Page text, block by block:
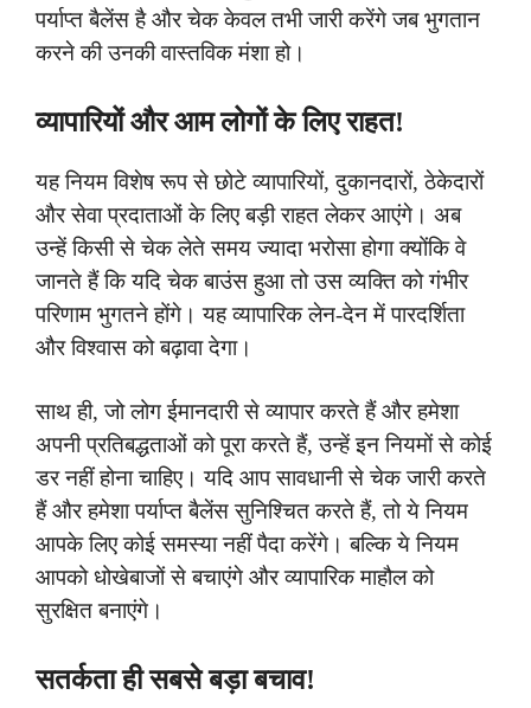
पर्याप्त बैलेंस है और चेक केवल तभी जारी करेंगे जब भुगतान
करने की उनकी वास्तविक मंशा हो।
व्यापारियों और आम लोगों के लिए राहत!
यह नियम विशेष रूप से छोटे व्यापारियों, दुकानदारों, ठेकेदारों
और सेवा प्रदाताओं के लिए बड़ी राहत लेकर आएंगे। अब
उन्हें किसी से चेक लेते समय ज्यादा भरोसा होगा क्योंकि वे
जानते हैं कि यदि चेक बाउंस हुआ तो उस व्यक्ति को गंभीर
परिणाम भुगतने होंगे। यह व्यापारिक लेन-देन में पारदर्शिता
और विश्वास को बढ़ावा देगा।
साथ ही, जो लोग ईमानदारी से व्यापार करते हैं और हमेशा
अपनी प्रतिबद्धताओं को पूरा करते हैं, उन्हें इन नियमों से कोई
डर नहीं होना चाहिए। यदि आप सावधानी से चेक जारी करते
हैं और हमेशा पर्याप्त बैलेंस सुनिश्चित करते हैं, तो ये नियम
आपके लिए कोई समस्या नहीं पैदा करेंगे। बल्कि ये नियम
आपको धोखेबाजों से बचाएंगे और व्यापारिक माहौल को
सुरक्षित बनाएंगे।
सतर्कता ही सबसे बड़ा बचाव!